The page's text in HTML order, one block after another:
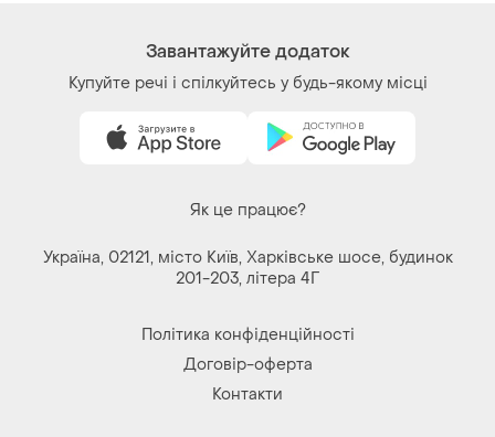
Завантажуйте додаток
Купуйте речі і спілкуйтесь у будь-якому місці
Як це працює?
Україна, 02121, місто Київ, Харківське шосе, будинок
201-203, літера 4Г
Політика конфіденційності
Договір-оферта
Контакти